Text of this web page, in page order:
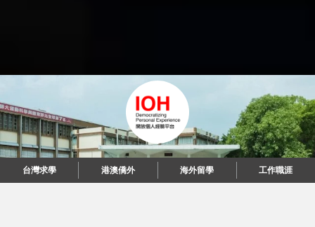
台灣求學 港澳僑外 海外留學 工作職涯